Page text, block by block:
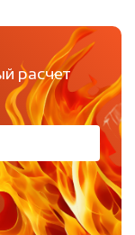
расчет